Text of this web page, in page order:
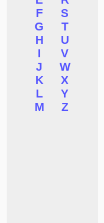
F
G
H
I
J
K
L
M
S
T
U
V
W
X
Y
Z